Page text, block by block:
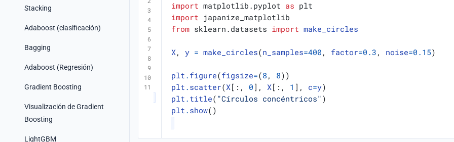
Stacking
Adaboost (clasificación)
Bagging
Adaboost (Regresión)
Gradient Boosting
Visualización de Gradient
Boosting
LightGBM
import matplotlib.pyplot as plt
import
japanize_matplotlib
from sklearn.datasets import make_circles
X, y = make_circles(n_samples=400 , factor=0.3 , noise=0.15)
plt . figure(figsize=(8 , 8))
plt . scatter(X[:, 0 ], X[:, 1 ], c=y)
plt . title( "Círculos concéntricos" )
plt . show()